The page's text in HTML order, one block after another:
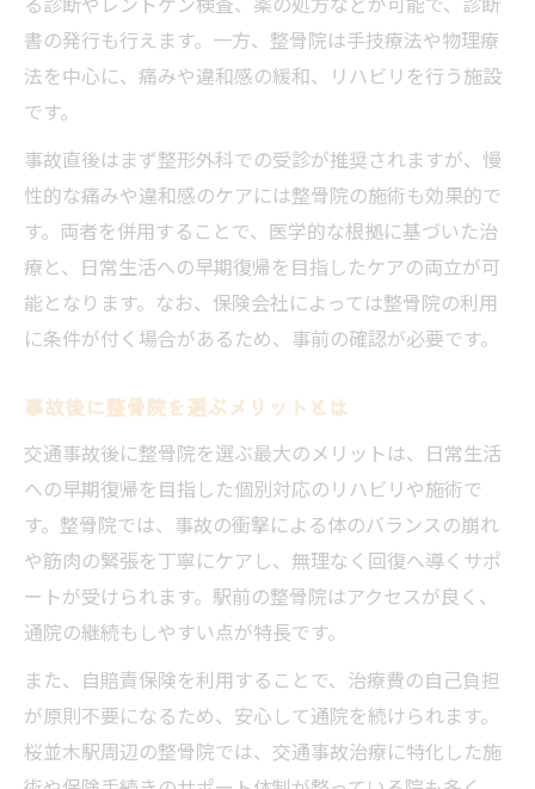
書の発行も行えます。一方、整骨院は手技療法や物理療
法を中心に、痛みや違和感の緩和、リハビリを行う施設
です。
事故直後はまず整形外科での受診が推奨されますが、慢
性的な痛みや違和感のケアには整骨院の施術も効果的で
す。両者を併用することで、医学的な根拠に基づいた治
療と、日常生活への早期復帰を目指したケアの両立が可
能となります。なお、保険会社によっては整骨院の利用
に条件が付く場合があるため、事前の確認が必要です。
事故後に整骨院を選ぶメリットとは
交通事故後に整骨院を選ぶ最大のメリットは、日常生活
への早期復帰を目指した個別対応のリハビリや施術で
す。整骨院では、事故の衝撃による体のバランスの崩れ
や筋肉の緊張を丁寧にケアし、無理なく回復へ導くサポ
ートが受けられます。駅前の整骨院はアクセスが良く、
通院の継続もしやすい点が特長です。
また、自賠責保険を利用することで、治療費の自己負担
が原則不要になるため、安心して通院を続けられます。
桜並木駅周辺の整骨院では、交通事故治療に特化した施